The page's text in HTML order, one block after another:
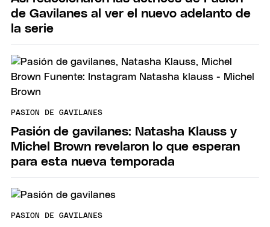
de Gavilanes al ver el nuevo adelanto de
la serie
PASION DE GAVILANES
Pasión de gavilanes: Natasha Klauss y
Michel Brown revelaron lo que esperan
para esta nueva temporada
PASION DE GAVILANES